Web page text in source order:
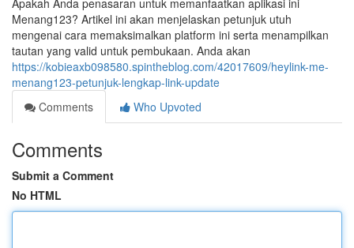
Apakah Anda penasaran untuk memanfaatkan aplikasi ini
Menang123? Artikel ini akan menjelaskan petunjuk utuh
mengenai cara memaksimalkan platform ini serta menampilkan
tautan yang valid untuk pembukaan. Anda akan
https://kobieaxb098580.spintheblog.com/42017609/heylink-me-
menang123-petunjuk-lengkap-link-update
Comments
Who Upvoted
Comments
Submit a Comment
No HTML